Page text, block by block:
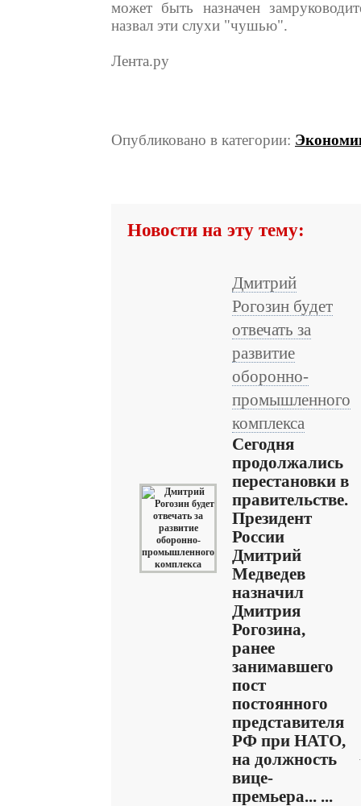
может быть назначен
назвал эти слухи "чушью".
Лента.ру
Опубликовано в категории:
Новости на эту тему:
Дмитрий
Рогозин будет
отвечать за
развитие
оборонно-
промышленного
комплекса
Сегодня
продолжались
перестановки в
правительстве.
Президент
России
Дмитрий
Медведев
назначил
Дмитрия
Рогозина,
ранее
занимавшего
пост
постоянного
представителя
РФ при НАТО,
на должность
вице-
премьера... ...